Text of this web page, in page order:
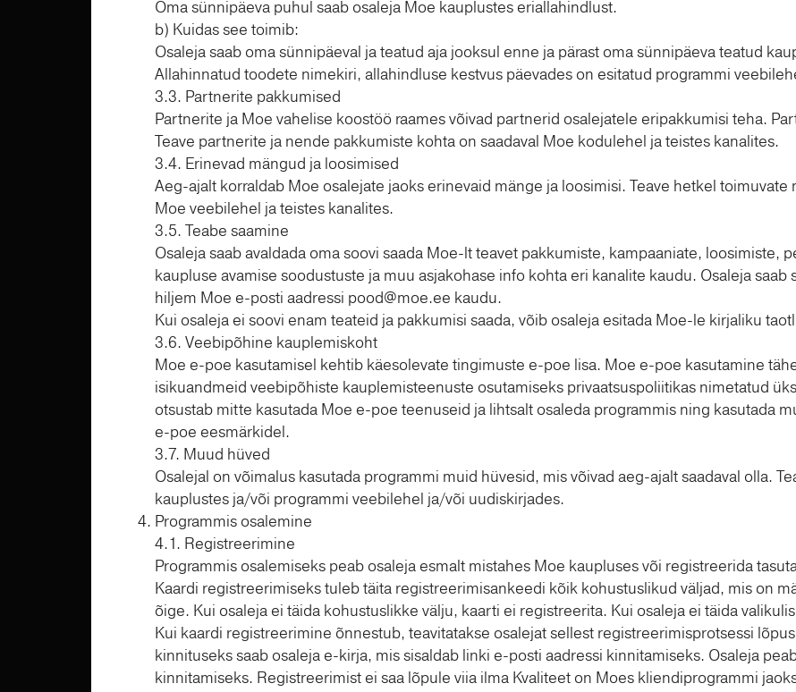
Oma sünnipäeva puhul saab osaleja Moe kauplustes eriallahindlust.
b) Kuidas see toimib:
Osaleja saab oma sünnipäeval ja teatud aja jooksul enne ja pärast oma sünnipäeva teatud
Allahinnatud toodete nimekiri, allahindluse kestvus päevades on esitatud programmi
3.3. Partnerite pakkumised
Partnerite ja Moe vahelise koostöö raames võivad partnerid osalejatele eripakkumisi teha.
Teave partnerite ja nende pakkumiste kohta on saadaval Moe kodulehel ja teistes kanalites.
3.4. Erinevad mängud ja loosimised
Aeg-ajalt korraldab Moe osalejate jaoks erinevaid mänge ja loosimisi. Teave hetkel
Moe veebilehel ja teistes kanalites.
3.5. Teabe saamine
Osaleja saab avaldada oma soovi saada Moe-lt teavet pakkumiste, kampaaniate, loosimiste,
kaupluse avamise soodustuste ja muu asjakohase info kohta eri kanalite kaudu. Osaleja
hiljem Moe e-posti aadressi pood@moe.ee kaudu.
Kui osaleja ei soovi enam teateid ja pakkumisi saada, võib osaleja esitada Moe-le kirjaliku
3.6. Veebipõhine kauplemiskoht
Moe e-poe kasutamisel kehtib käesolevate tingimuste e-poe lisa. Moe e-poe kasutamine
isikuandmeid veebipõhiste kauplemisteenuste osutamiseks privaatsuspoliitikas nimetatud
otsustab mitte kasutada Moe e-poe teenuseid ja lihtsalt osaleda programmis ning kasutada
e-poe eesmärkidel.
3.7. Muud hüved
Osalejal on võimalus kasutada programmi muid hüvesid, mis võivad aeg-ajalt saadaval olla.
kauplustes ja/või programmi veebilehel ja/või uudiskirjades.
Programmis osalemine
4.1. Registreerimine
Programmis osalemiseks peab osaleja esmalt mistahes Moe kaupluses või registreerida
Kaardi registreerimiseks tuleb täita registreerimisankeedi kõik kohustuslikud väljad, mis on
õige. Kui osaleja ei täida kohustuslikke välju, kaarti ei registreerita. Kui osaleja ei täida
Kui kaardi registreerimine õnnestub, teavitatakse osalejat sellest registreerimisprotsessi
kinnituseks saab osaleja e-kirja, mis sisaldab linki e-posti aadressi kinnitamiseks. Osaleja
kinnitamiseks. Registreerimist ei saa lõpule viia ilma Kvaliteet on Moes kliendiprogrammi